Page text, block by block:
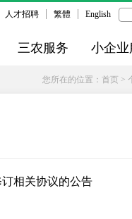
人才招聘 繁體 English
三农服务 小企业
您所在的位置： 首页 >
相关协议的公告